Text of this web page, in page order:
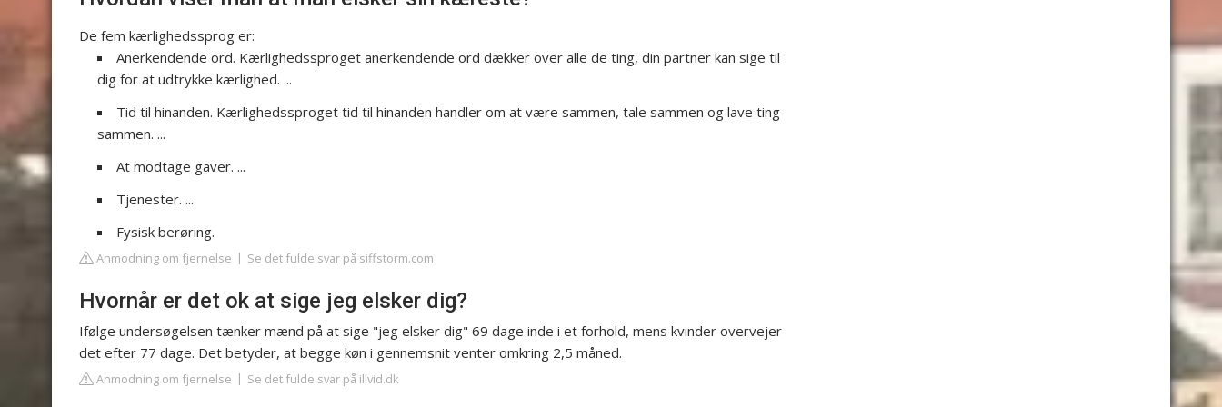
De fem kærlighedssprog er:
Anerkendende ord. Kærlighedssproget anerkendende ord dækker over alle de ting, din partner kan sige til
dig for at udtrykke kærlighed. ...
Tid til hinanden. Kærlighedssproget tid til hinanden handler om at være sammen, tale sammen og lave ting
sammen. ...
At modtage gaver. ...
Tjenester. ...
Fysisk berøring.
Anmodning om fjernelse Se det fulde svar på siffstorm.com
Hvornår er det ok at sige jeg elsker dig?
Ifølge undersøgelsen tænker mænd på at sige "jeg elsker dig" 69 dage inde i et forhold, mens kvinder overvejer
det efter 77 dage. Det betyder, at begge køn i gennemsnit venter omkring 2,5 måned.
Anmodning om fjernelse Se det fulde svar på illvid.dk